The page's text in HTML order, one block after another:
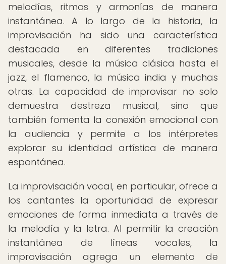
melodías, ritmos y armonías de manera
instantánea. A lo largo de la historia, la
improvisación ha sido una característica
destacada en diferentes tradiciones
musicales, desde la música clásica hasta el
jazz, el flamenco, la música india y muchas
otras. La capacidad de improvisar no solo
demuestra destreza musical, sino que
también fomenta la conexión emocional con
la audiencia y permite a los intérpretes
explorar su identidad artística de manera
espontánea.
La improvisación vocal, en particular, ofrece a
los cantantes la oportunidad de expresar
emociones de forma inmediata a través de
la melodía y la letra. Al permitir la creación
instantánea de líneas vocales, la
improvisación agrega un elemento de